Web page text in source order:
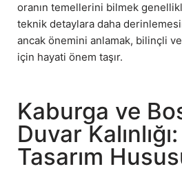
oranın temellerini bilmek
teknik detaylara daha
ancak önemini anlamak, bilinçli
için hayati önem taşır.
Kaburga ve
Duvar
Tasarım